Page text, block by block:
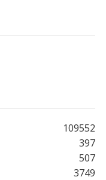
109552
397
507
3749